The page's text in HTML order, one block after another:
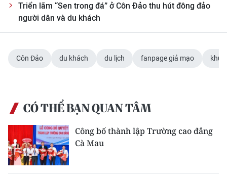
ĐỌC BÁO IN
FRANÇAIS
РУССКИЙ
ESPAÑOL
Triển lãm “Sen trong đá” ở Côn Đảo thu hút đông đảo
người dân và du khách
Côn Đảo du khách du lịch fanpage giả mạo
CÓ THỂ BẠN QUAN TÂM
Công bố thành lập Trường cao đẳng
Cà Mau